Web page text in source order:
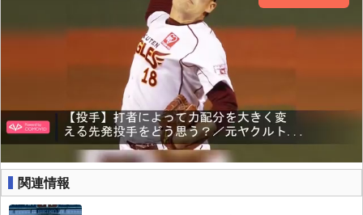
関連情報